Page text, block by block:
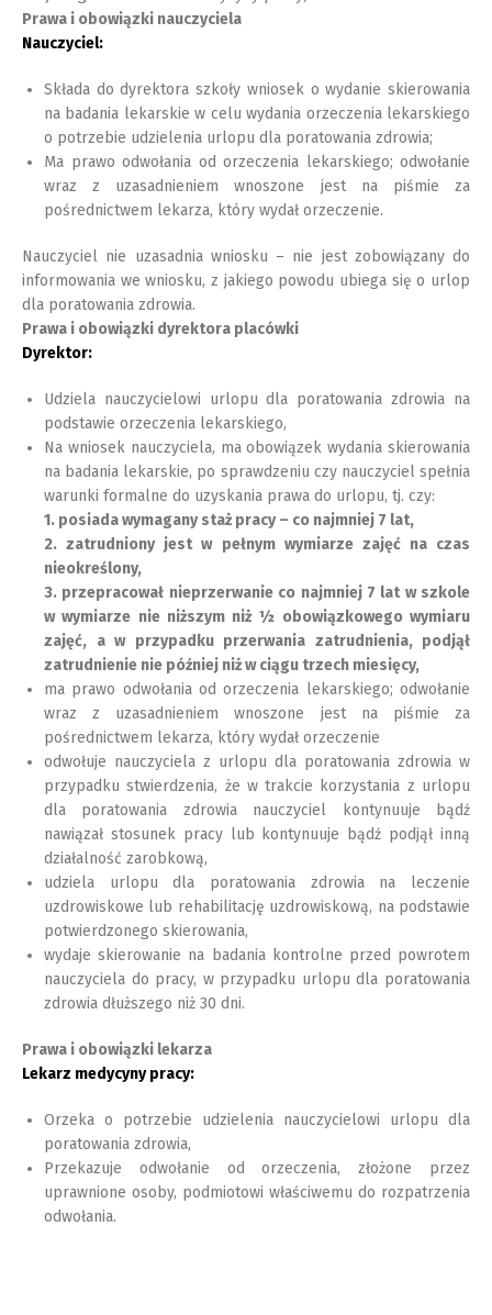
Prawa i obowiązki nauczyciela
Nauczyciel:
Składa do dyrektora szkoły wniosek o wydanie skierowania
na badania lekarskie w celu wydania orzeczenia lekarskiego
o potrzebie udzielenia urlopu dla poratowania zdrowia;
Ma prawo odwołania od orzeczenia lekarskiego; odwołanie
wraz z uzasadnieniem wnoszone jest na piśmie za
pośrednictwem lekarza, który wydał orzeczenie.
Nauczyciel nie uzasadnia wniosku – nie jest zobowiązany do
informowania we wniosku, z jakiego powodu ubiega się o urlop
dla poratowania zdrowia.
Prawa i obowiązki dyrektora placówki
Dyrektor:
Udziela nauczycielowi urlopu dla poratowania zdrowia na
podstawie orzeczenia lekarskiego,
Na wniosek nauczyciela, ma obowiązek wydania skierowania
na badania lekarskie, po sprawdzeniu czy nauczyciel spełnia
warunki formalne do uzyskania prawa do urlopu, tj. czy:
1. posiada wymagany staż pracy – co najmniej 7 lat,
2. zatrudniony jest w pełnym wymiarze zajęć na czas
nieokreślony,
3. przepracował nieprzerwanie co najmniej 7 lat w szkole
w wymiarze nie niższym niż ½ obowiązkowego wymiaru
zajęć, a w przypadku przerwania zatrudnienia, podjął
zatrudnienie nie później niż w ciągu trzech miesięcy,
ma prawo odwołania od orzeczenia lekarskiego; odwołanie
wraz z uzasadnieniem wnoszone jest na piśmie za
pośrednictwem lekarza, który wydał orzeczenie
odwołuje nauczyciela z urlopu dla poratowania zdrowia w
przypadku stwierdzenia, że w trakcie korzystania z urlopu
dla poratowania zdrowia nauczyciel kontynuuje bądź
nawiązał stosunek pracy lub kontynuuje bądź podjął inną
działalność zarobkową,
udziela urlopu dla poratowania zdrowia na leczenie
uzdrowiskowe lub rehabilitację uzdrowiskową, na podstawie
potwierdzonego skierowania,
wydaje skierowanie na badania kontrolne przed powrotem
nauczyciela do pracy, w przypadku urlopu dla poratowania
zdrowia dłuższego niż 30 dni.
Prawa i obowiązki lekarza
Lekarz medycyny pracy:
Orzeka o potrzebie udzielenia nauczycielowi urlopu dla
poratowania zdrowia,
Przekazuje odwołanie od orzeczenia, złożone przez
uprawnione osoby, podmiotowi właściwemu do rozpatrzenia
odwołania.